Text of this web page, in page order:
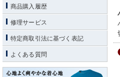
商品購入履歴
修理サービス
特定商取引法に基づく表記
よくある質問